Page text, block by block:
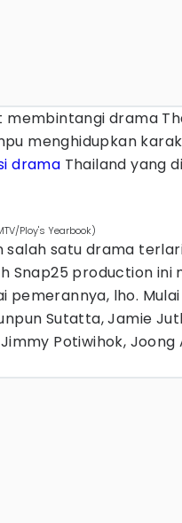
membintangi drama
menghidupkan
drama Thailand yang
Ploy's Yearbook)
salah satu drama
Snap25 production ini
pemerannya, lho.
Sutatta, Jamie
Potiwihok, Joong